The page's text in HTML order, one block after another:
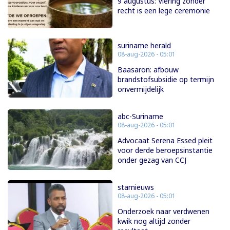
recht is een lege ceremonie
suriname herald
08-aug-2026 - 05:01
Baasaron: afbouw
brandstofsubsidie op termijn
onvermijdelijk
abc-Suriname
08-aug-2026 - 05:01
Advocaat Serena Essed pleit
voor derde beroepsinstantie
onder gezag van CCJ
starnieuws
08-aug-2026 - 05:01
Onderzoek naar verdwenen
kwik nog altijd zonder